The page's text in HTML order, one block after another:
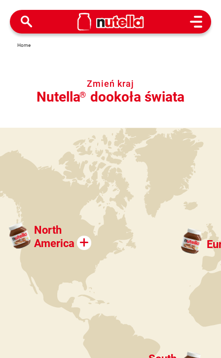
Open
Home
Zmień kraj
Nutella® dookoła świata
North
America